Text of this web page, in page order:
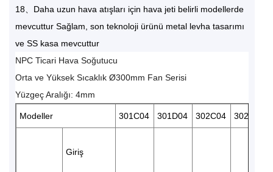
18、Daha uzun hava atışları için hava jeti belirli modellerde
mevcuttur Sağlam, son teknoloji ürünü metal levha tasarımı
ve SS kasa mevcuttur
NPC Ticari Hava Soğutucu
Orta ve Yüksek Sıcaklık Ø300mm Fan Serisi
Yüzgeç Aralığı: 4mm
Modeller 301C04 301D04 302C04 302D04
Giriş